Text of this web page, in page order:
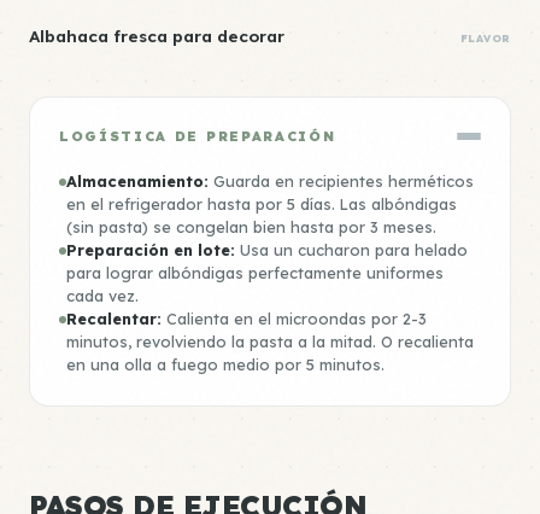
Albahaca fresca para decorar FLAVOR
LOGÍSTICA DE PREPARACIÓN
Almacenamiento: Guarda en recipientes herméticos
en el refrigerador hasta por 5 días. Las albóndigas
(sin pasta) se congelan bien hasta por 3 meses.
Preparación en lote: Usa un cucharon para helado
para lograr albóndigas perfectamente uniformes
cada vez.
Recalentar: Calienta en el microondas por 2-3
minutos, revolviendo la pasta a la mitad. O recalienta
en una olla a fuego medio por 5 minutos.
PASOS DE EJECUCIÓN